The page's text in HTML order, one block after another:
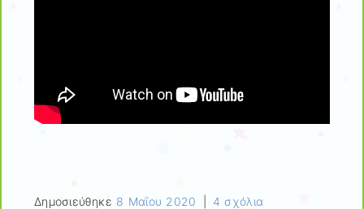
Δημοσιεύθηκε 8 Μαΐου 2020 4 σχόλια